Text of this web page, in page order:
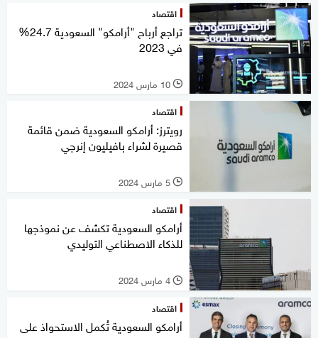
اقتصاد
تراجع أرباح "أرامكو" السعودية 24.7%
في 2023
l 10 مارس 2024
اقتصاد
رويترز: أرامكو السعودية ضمن قائمة
قصيرة لشراء بافيليون إنرجي
l 5 مارس 2024
اقتصاد
أرامكو السعودية تكشف عن نموذجها
للذكاء الاصطناعي التوليدي
l 4 مارس 2024
اقتصاد
أرامكو السعودية تُكمل الاستحواذ على